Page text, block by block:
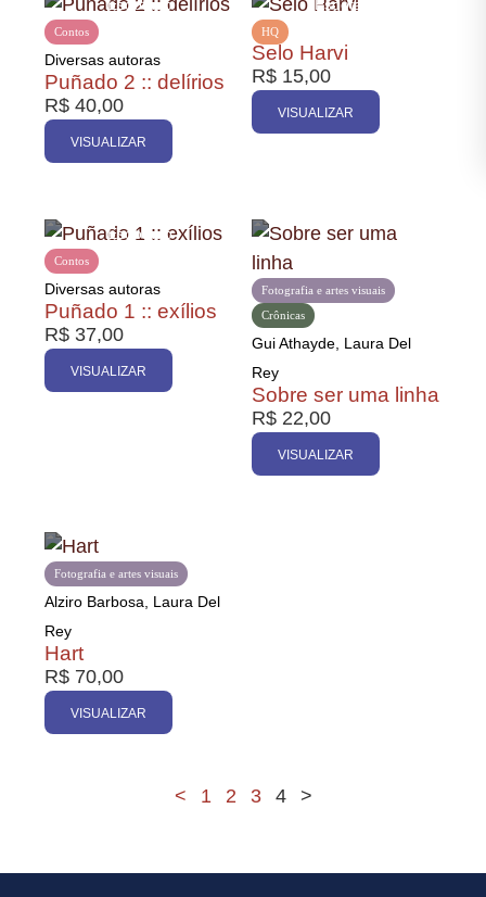
Contos
Diversas autoras
Puñado 2 :: delírios
R$ 40,00
VISUALIZAR
HQ
Selo Harvi
R$ 15,00
VISUALIZAR
Contos
Diversas autoras
Puñado 1 :: exílios
R$ 37,00
VISUALIZAR
Crônicas
Fotografia e artes visuais
Gui Athayde, Laura Del
Rey
Sobre ser uma linha
R$ 22,00
VISUALIZAR
Fotografia e artes visuais
Alziro Barbosa, Laura Del
Rey
Hart
R$ 70,00
VISUALIZAR
< 1 2 3 4 >